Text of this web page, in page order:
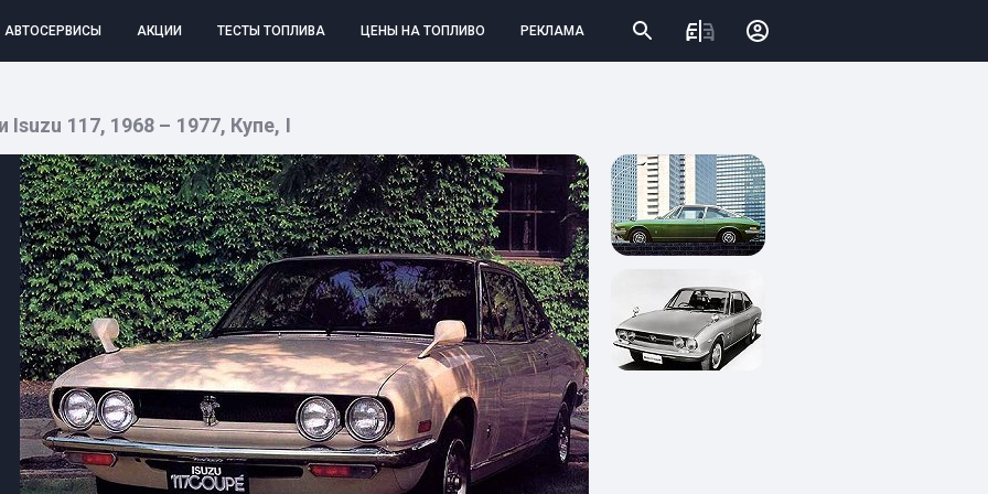
АВТОСЕРВИСЫ АКЦИИ ТЕСТЫ ТОПЛИВА ЦЕНЫ НА ТОПЛИВО РЕКЛАМА
Isuzu 117, 1968 – 1977, Купе, I